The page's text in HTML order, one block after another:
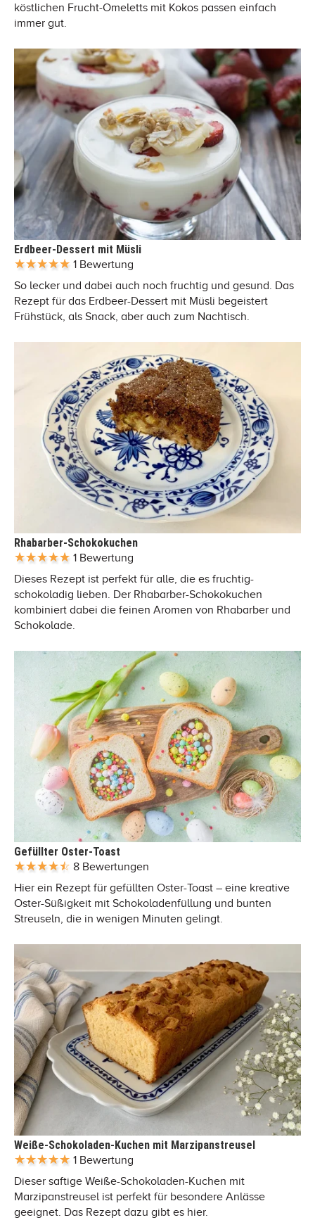
köstlichen Frucht-Omeletts mit Kokos passen einfach
immer gut.
Erdbeer-Dessert mit Müsli
1 Bewertung
So lecker und dabei auch noch fruchtig und gesund. Das
Rezept für das Erdbeer-Dessert mit Müsli begeistert
Frühstück, als Snack, aber auch zum Nachtisch.
Rhabarber-Schokokuchen
1 Bewertung
Dieses Rezept ist perfekt für alle, die es fruchtig-
schokoladig lieben. Der Rhabarber-Schokokuchen
kombiniert dabei die feinen Aromen von Rhabarber und
Schokolade.
Gefüllter Oster-Toast
8 Bewertungen
Hier ein Rezept für gefüllten Oster-Toast – eine kreative
Oster-Süßigkeit mit Schokoladenfüllung und bunten
Streuseln, die in wenigen Minuten gelingt.
Weiße-Schokoladen-Kuchen mit Marzipanstreusel
1 Bewertung
Dieser saftige Weiße-Schokoladen-Kuchen mit
Marzipanstreusel ist perfekt für besondere Anlässe
geeignet. Das Rezept dazu gibt es hier.